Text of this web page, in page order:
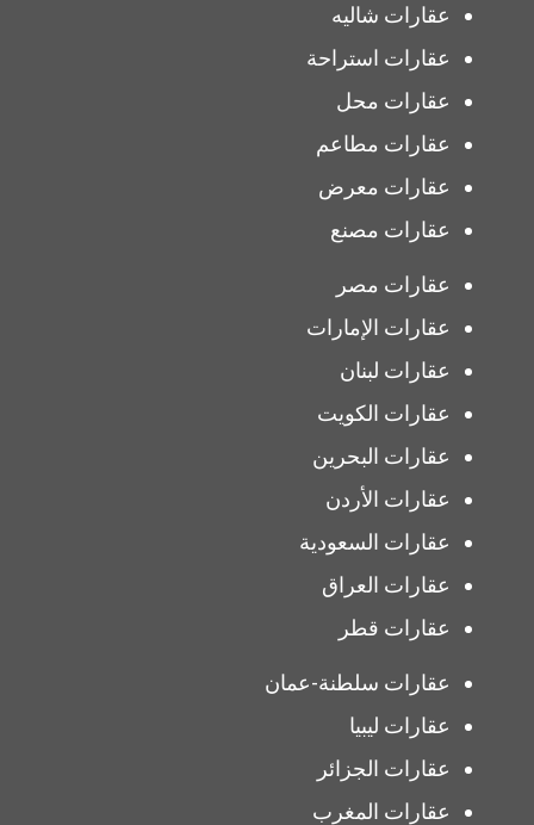
عقارات شاليه
عقارات استراحة
عقارات محل
عقارات مطاعم
عقارات معرض
عقارات مصنع
عقارات مصر
عقارات الإمارات
عقارات لبنان
عقارات الكويت
عقارات البحرين
عقارات الأردن
عقارات السعودية
عقارات العراق
عقارات قطر
عقارات سلطنة-عمان
عقارات ليبيا
عقارات الجزائر
عقارات المغرب